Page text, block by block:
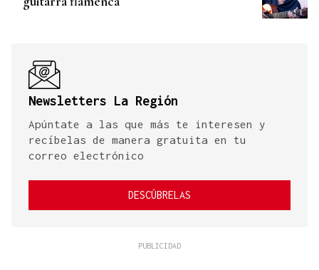
Newsletters La Región
Apúntate a las que más te interesen y
recíbelas de manera gratuita en tu
correo electrónico
DESCÚBRELAS